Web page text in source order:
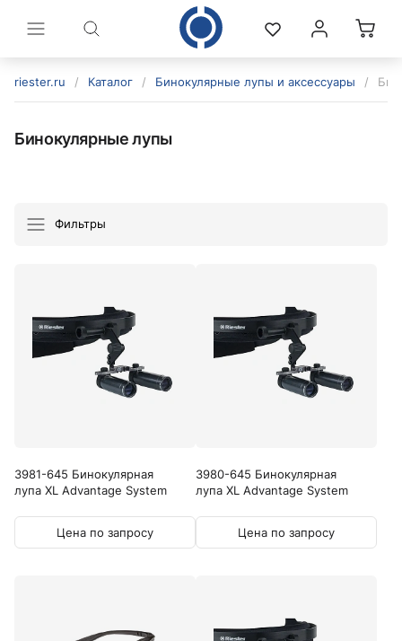
riester.ru / Каталог / Бинокулярные лупы и аксессуары /
Бинокулярные лупы
Фильтры
3981-645 Бинокулярная
лупа XL Advantage System
Цена по запросу
3980-645 Бинокулярная
лупа XL Advantage System
Цена по запросу
политикой конфиденциальности